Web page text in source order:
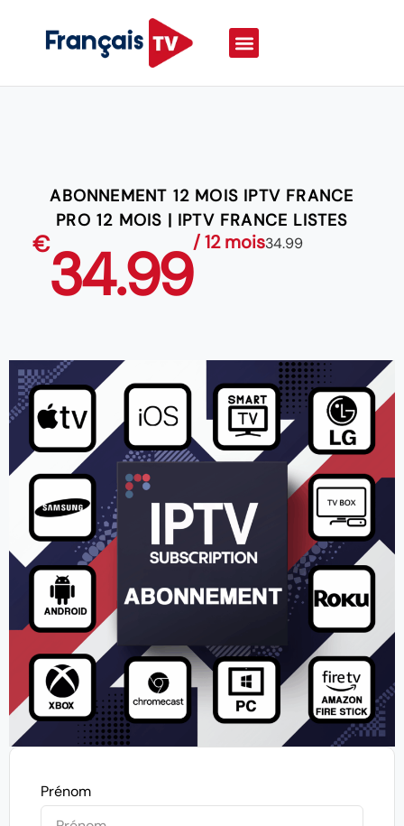
ABONNEMENT 12 MOIS IPTV FRANCE
PRO 12 MOIS | IPTV FRANCE LISTES
€34.99/ 12 mois34.99
Prénom